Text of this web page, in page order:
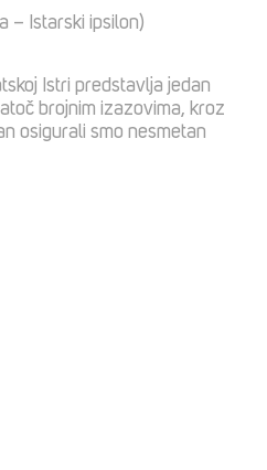
– Istarski ipsilon)
Istri predstavlja jedan
brojnim izazovima, kroz
osigurali smo nesmetan